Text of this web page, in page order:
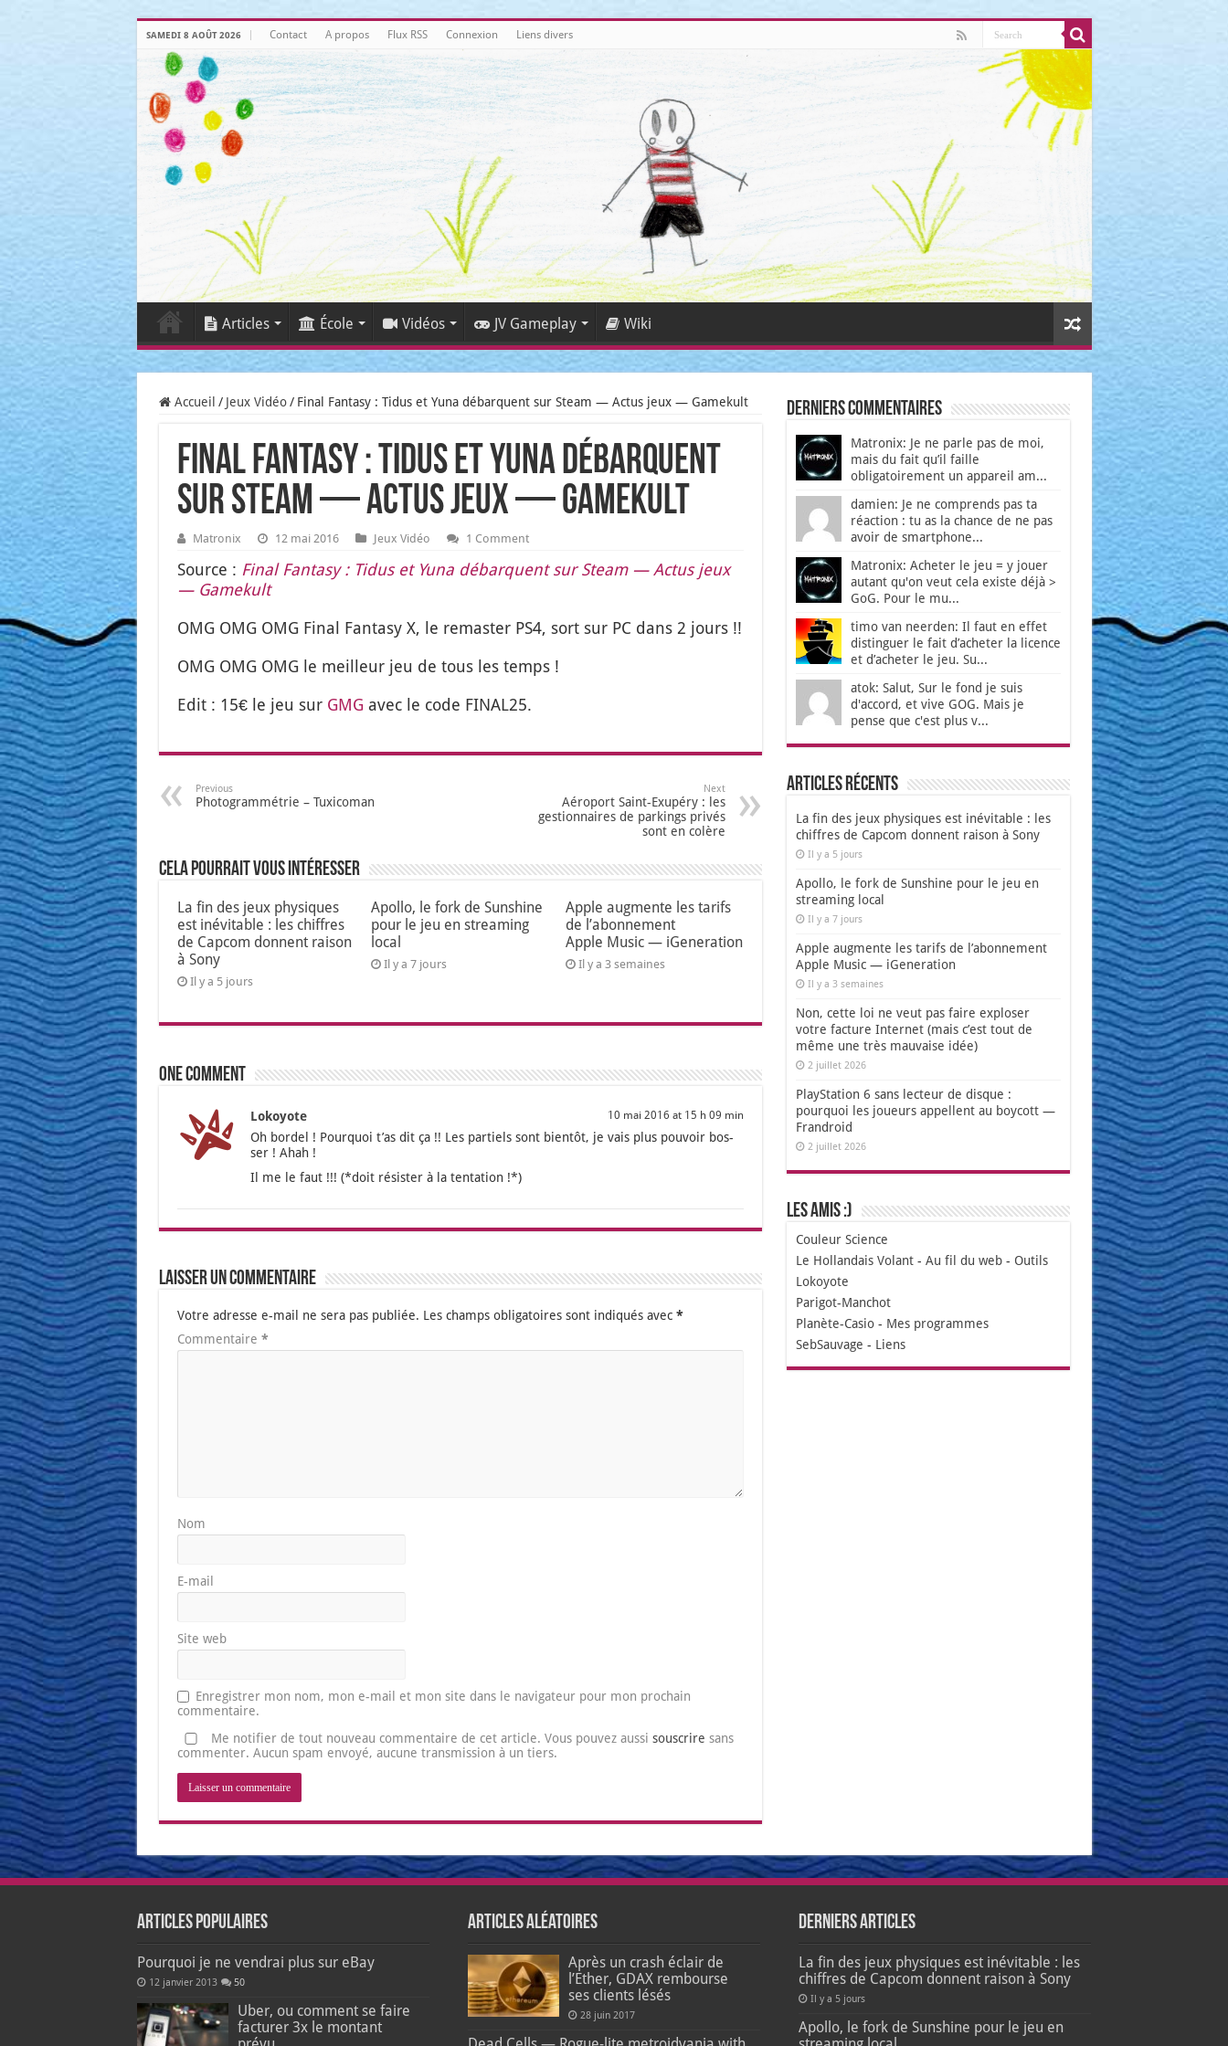
SAMEDI 8 AOÛT 2026 Contact A propos Flux RSS Connexion Liens divers
Articles École Vidéos JV Gameplay Wiki
Accueil / Jeux Vidéo / Final Fantasy : Tidus et Yuna débarquent sur Steam — Actus jeux — Gamekult
Final Fantasy : Tidus et Yuna débarquent
sur Steam — Actus jeux — Gamekult
Matronix 12 mai 2016 Jeux Vidéo 1 Comment
Source : Final Fan­ta­sy : Tidus et Yuna débarquent sur Steam — Actus jeux
— Game­kult
OMG OMG OMG Final Fan­ta­sy X, le remas­ter PS4, sort sur PC dans 2 jours !!
OMG OMG OMG le meilleur jeu de tous les temps !
Edit : 15€ le jeu sur GMGavec le code FINAL25.
Previous
Photogrammétrie – Tuxicoman
Next
Aéroport Saint-Exupéry : les
gestionnaires de parkings privés
sont en colère
Cela pourrait vous intéresser
La fin des jeux physiques
est inévitable : les chiffres
de Capcom donnent raison
à Sony
Il y a 5 jours
Apollo, le fork de Sunshine
pour le jeu en streaming
local
Il y a 7 jours
Apple augmente les tarifs
de l’abonnement
Apple Music — iGeneration
Il y a 3 semaines
One comment
Lokoyote 10 mai 2016 at 15 h 09 min
Oh bor­del ! Pour­quoi t’as dit ça !! Les par­tiels sont bien­tôt, je vais plus pou­voir bos­
ser ! Ahah !
Il me le faut !!! (*doit résis­ter à la ten­ta­tion !*)
Laisser un commentaire
Votre adresse e-mail ne sera pas publiée. Les champs obligatoires sont indiqués avec *
Commentaire *
Nom
E-mail
Site web
Enregistrer mon nom, mon e-mail et mon site dans le navigateur pour mon prochain
commentaire.
Me notifier de tout nouveau commentaire de cet article. Vous pouvez aussi souscrire sans
commenter. Aucun spam envoyé, aucune transmission à un tiers.
Derniers Commentaires
Matronix: Je ne parle pas de moi,
mais du fait qu’il faille
obligatoirement un appareil am...
damien: Je ne comprends pas ta
réaction : tu as la chance de ne pas
avoir de smartphone...
Matronix: Acheter le jeu = y jouer
autant qu'on veut cela existe déjà >
GoG. Pour le mu...
timo van neerden: Il faut en effet
distinguer le fait d’acheter la licence
et d’acheter le jeu. Su...
atok: Salut, Sur le fond je suis
d'accord, et vive GOG. Mais je
pense que c'est plus v...
Articles récents
La fin des jeux physiques est inévitable : les
chiffres de Capcom donnent raison à Sony
Il y a 5 jours
Apollo, le fork de Sunshine pour le jeu en
streaming local
Il y a 7 jours
Apple augmente les tarifs de l’abonnement
Apple Music — iGeneration
Il y a 3 semaines
Non, cette loi ne veut pas faire exploser
votre facture Internet (mais c’est tout de
même une très mauvaise idée)
2 juillet 2026
PlayStation 6 sans lecteur de disque :
pourquoi les joueurs appellent au boycott —
Frandroid
2 juillet 2026
Les amis :)
Couleur Science
Le Hollandais Volant- Au fil du web- Outils
Lokoyote
Parigot-Manchot
Planète-Casio- Mes programmes
SebSauvage - Liens
Articles populaires
Pourquoi je ne vendrai plus sur eBay
12 janvier 2013 50
Uber, ou comment se faire
facturer 3x le montant
Articles aléatoires
Après un crash éclair de
l’Ether, GDAX rembourse
ses clients lésés
28 juin 2017
Derniers articles
La fin des jeux physiques est inévitable : les
chiffres de Capcom donnent raison à Sony
Il y a 5 jours
Apollo, le fork de Sunshine pour le jeu en